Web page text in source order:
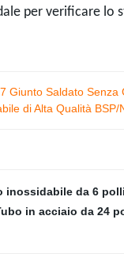
per verificare lo
Giunto Saldato Senza
di Alta Qualità
inossidabile da 6
in acciaio da 24